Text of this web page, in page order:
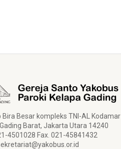
Bira Besar kompleks TNI-AL Kodamar
Barat, Jakarta Utara 14240
4501028 Fax. 021-45841432